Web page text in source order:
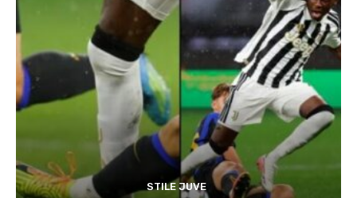
STILE JUVE